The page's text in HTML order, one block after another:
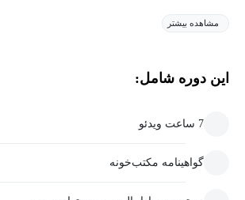
مشاهده بیشتر
این دوره شامل:
7 ساعت ویدئو
گواهینامه مکتب‌خونه